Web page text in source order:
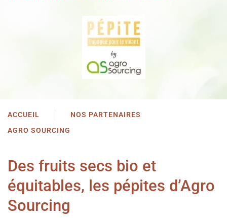
ACCUEIL
NOS PARTENAIRES
AGRO SOURCING
Des fruits secs bio et
équitables, les pépites d’Agro
Sourcing